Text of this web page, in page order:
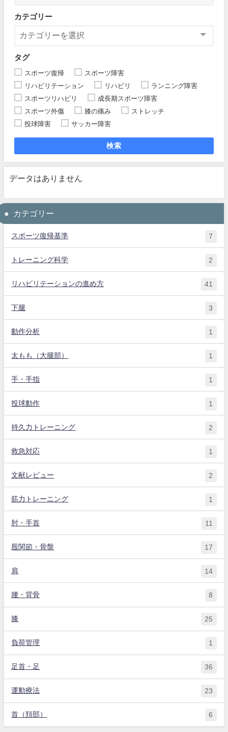
カテゴリー
タグ
スポーツ復帰
スポーツ障害
リハビリテーション
リハビリ
ランニング障害
スポーツリハビリ
成長期スポーツ障害
スポーツ外傷
膝の痛み
ストレッチ
投球障害
サッカー障害
検索
データはありません
カテゴリー
スポーツ復帰基準 7
トレーニング科学 2
リハビリテーションの進め方 41
下腿 3
動作分析 1
太もも（大腿部） 1
手・手指 1
投球動作 1
持久力トレーニング 2
救急対応 1
文献レビュー 2
筋力トレーニング 1
肘・手首 11
股関節・骨盤 17
肩 14
腰・背骨 8
膝 25
負荷管理 1
足首・足 36
運動療法 23
首（頚部） 6